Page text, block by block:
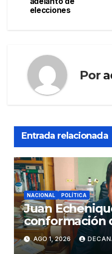
entradas
elecciones
Por
Entrada relacionada
NACIONAL POLÍTICA
Juan
conformación
gabinete
Fujimori
AGO 1, 2026